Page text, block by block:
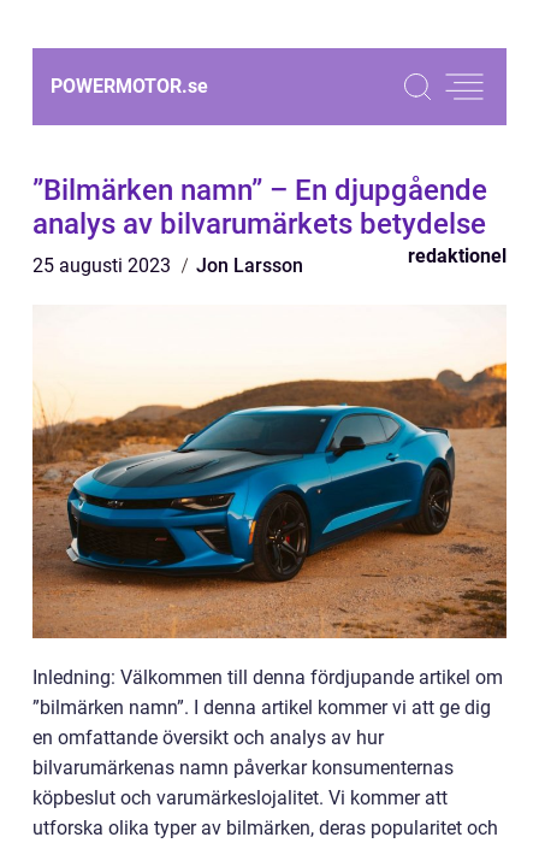
POWERMOTOR.se
”Bilmärken namn” – En djupgående
analys av bilvarumärkets betydelse
25 augusti 2023 Jon Larsson redaktionel
Inledning: Välkommen till denna fördjupande artikel om
”bilmärken namn”. I denna artikel kommer vi att ge dig
en omfattande översikt och analys av hur
bilvarumärkenas namn påverkar konsumenternas
köpbeslut och varumärkeslojalitet. Vi kommer att
utforska olika typer av bilmärken, deras popularitet och